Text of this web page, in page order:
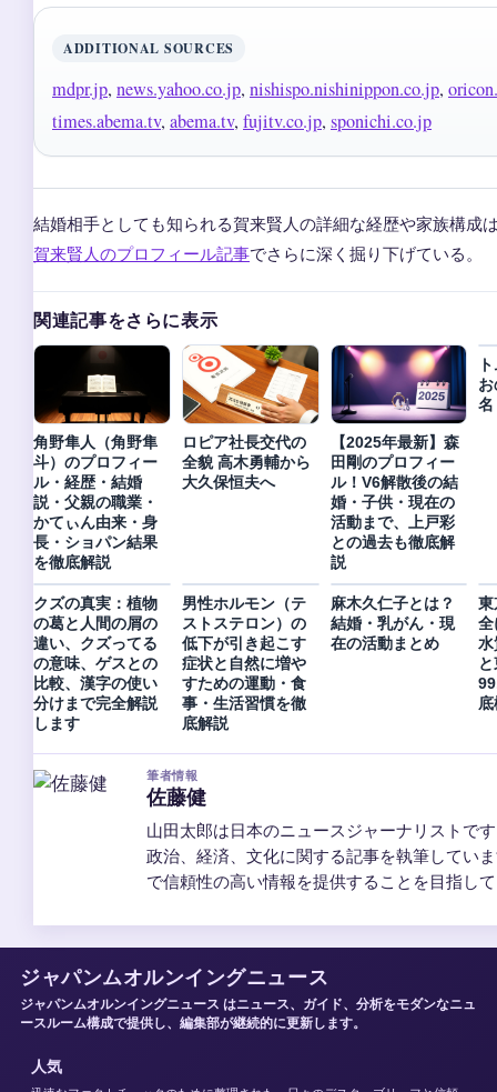
ADDITIONAL SOURCES
mdpr.jp, news.yahoo.co.jp, nishispo.nishinippon.co.jp,
times.abema.tv, abema.tv, fujitv.co.jp, sponichi.co.jp
結婚相手としても知られる賀来賢人の詳細な経歴や家族構成
賀来賢人のプロフィール記事でさらに深く掘り下げている。
関連記事をさらに表示
角野隼人（角野隼
斗）のプロフィー
ル・経歴・結婚
説・父親の職業・
かてぃん由来・身
長・ショパン結果
を徹底解説
ロピア社長交代の
全貌 高木勇輔から
大久保恒夫へ
【2025年最新】森
田剛のプロフィー
ル！V6解散後の結
婚・子供・現在の
活動まで、上戸彩
との過去も徹底解
説
名
クズの真実：植物
の葛と人間の屑の
違い、クズってる
の意味、ゲスとの
比較、漢字の使い
分けまで完全解説
します
男性ホルモン（テ
ストステロン）の
低下が引き起こす
症状と自然に増や
すための運動・食
事・生活習慣を徹
底解説
麻木久仁子とは？
結婚・乳がん・現
在の活動まとめ
東
全
水
筆者情報
佐藤健
山田太郎は日本のニュースジャーナリストで
政治、経済、文化に関する記事を執筆してい
で信頼性の高い情報を提供することを目指し
ジャパンムオルンイングニュース
ジャパンムオルンイングニュース はニュース、ガイド、分析をモダンなニュ
ースルーム構成で提供し、編集部が継続的に更新します。
人気